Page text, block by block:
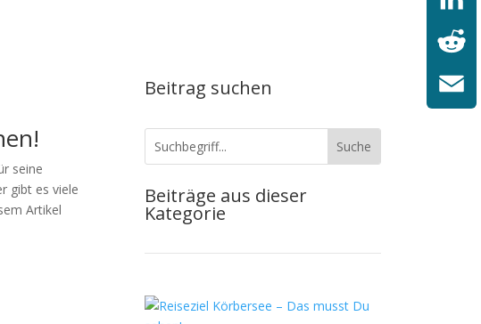
seine
gibt es viele
Artikel
Beitrag suchen
Beiträge aus dieser
Kategorie
LinkedIn
Reddit